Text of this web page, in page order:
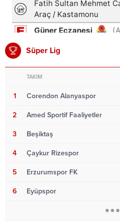
Süper Lig
TAKIM
1 Corendon Alanyaspor
2 Amed Sportif Faaliyetler
3 Beşiktaş
4 Çaykur Rizespor
5 Erzurumspor FK
6 Eyüpspor